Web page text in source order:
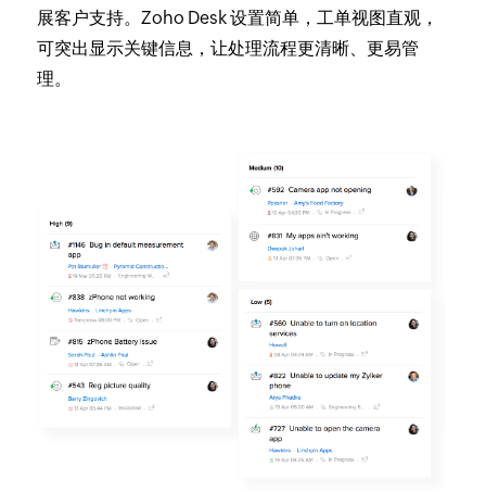
展客户支持。Zoho Desk 设置简单，工单视图直观，
可突出显示关键信息，让处理流程更清晰、更易管
理。